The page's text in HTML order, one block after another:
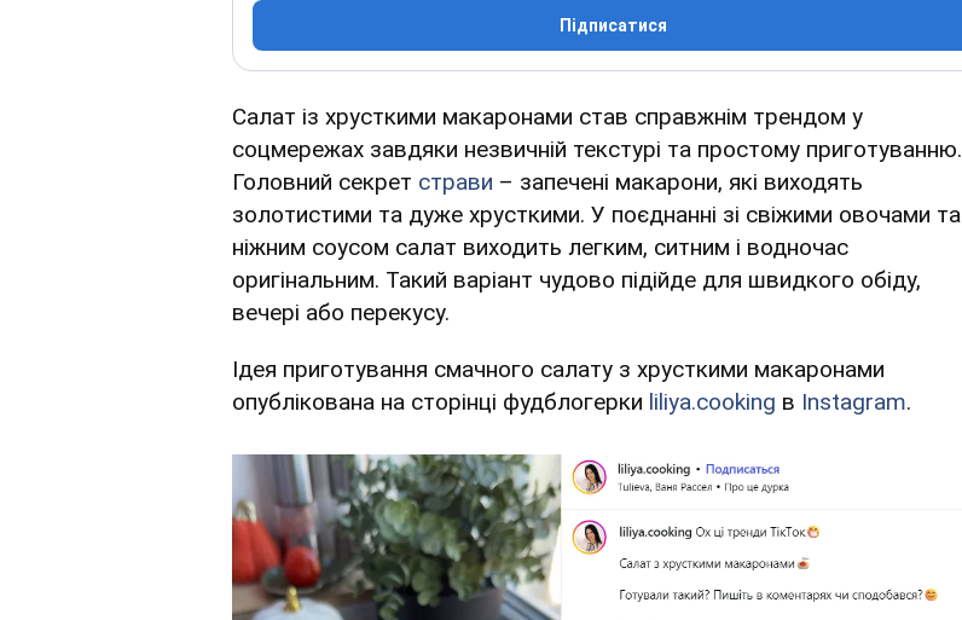
Підписатися
Салат із хрусткими макаронами став справжнім трендом у
соцмережах завдяки незвичній текстурі та простому приготуванню.
Головний секрет страви – запечені макарони, які виходять
золотистими та дуже хрусткими. У поєднанні зі свіжими овочами та
ніжним соусом салат виходить легким, ситним і водночас
оригінальним. Такий варіант чудово підійде для швидкого обіду,
вечері або перекусу.
Ідея приготування смачного салату з хрусткими макаронами
опублікована на сторінці фудблогерки liliya.cooking в Instagram.